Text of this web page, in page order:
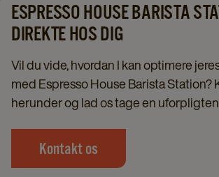
ESPRESSO HOUSE BARISTA
DIREKTE HOS DIG
Vil du vide, hvordan I kan optimere
med Espresso House Barista Station?
herunder og lad os tage en
Kontakt os